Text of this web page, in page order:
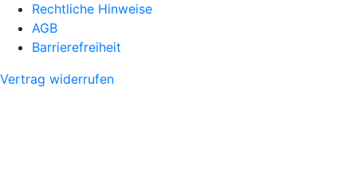
Rechtliche Hinweise
AGB
Barrierefreiheit
Vertrag widerrufen